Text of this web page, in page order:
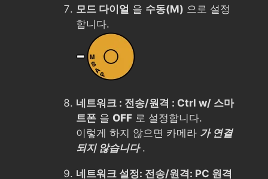
모드 다이얼 을 수동(M) 으로 설정
합니다.
네트워크 : 전송/원격 : Ctrl w/ 스마
트폰 을 OFF 로 설정합니다.
이렇게 하지 않으면 카메라 가 연결
되지 않습니다.
네트워크 설정: 전송/원격: PC 원격